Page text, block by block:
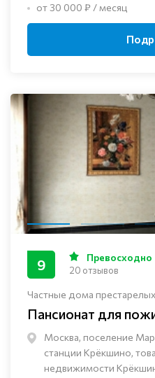
от 30 000 ₽ / месяц
Частные дома
Пансионат для
Москва, поселение
станции Крёкшино,
недвижимости
9 Превосходно
20 отзывов